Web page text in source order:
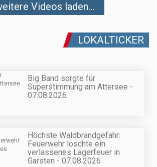
Videos laden...
LOKALTICKER
Big Band sorgte für
Superstimmung am Attersee -
07.08.2026
Höchste Waldbrandgefahr:
Feuerwehr löschte ein
verlassenes Lagerfeuer in
Garsten - 07.08.2026